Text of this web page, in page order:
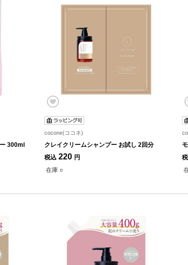
300ml
cocone(ココネ)
クレイクリームシャンプー お試し 2回分
税込 220 円
在庫 ○